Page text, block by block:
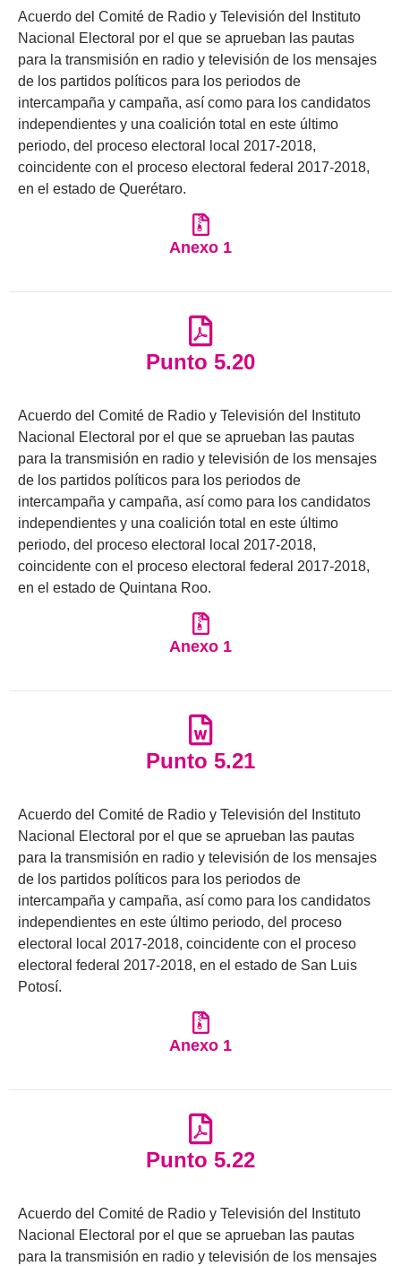
Acuerdo del Comité de Radio y Televisión del Instituto
Nacional Electoral por el que se aprueban las pautas
para la transmisión en radio y televisión de los mensajes
de los partidos políticos para los periodos de
intercampaña y campaña, así como para los candidatos
independientes y una coalición total en este último
periodo, del proceso electoral local 2017-2018,
coincidente con el proceso electoral federal 2017-2018,
en el estado de Querétaro.
Anexo 1
Punto 5.20
Acuerdo del Comité de Radio y Televisión del Instituto
Nacional Electoral por el que se aprueban las pautas
para la transmisión en radio y televisión de los mensajes
de los partidos políticos para los periodos de
intercampaña y campaña, así como para los candidatos
independientes y una coalición total en este último
periodo, del proceso electoral local 2017-2018,
coincidente con el proceso electoral federal 2017-2018,
en el estado de Quintana Roo.
Anexo 1
Punto 5.21
Acuerdo del Comité de Radio y Televisión del Instituto
Nacional Electoral por el que se aprueban las pautas
para la transmisión en radio y televisión de los mensajes
de los partidos políticos para los periodos de
intercampaña y campaña, así como para los candidatos
independientes en este último periodo, del proceso
electoral local 2017-2018, coincidente con el proceso
electoral federal 2017-2018, en el estado de San Luis
Potosí.
Anexo 1
Punto 5.22
Acuerdo del Comité de Radio y Televisión del Instituto
Nacional Electoral por el que se aprueban las pautas
para la transmisión en radio y televisión de los mensajes